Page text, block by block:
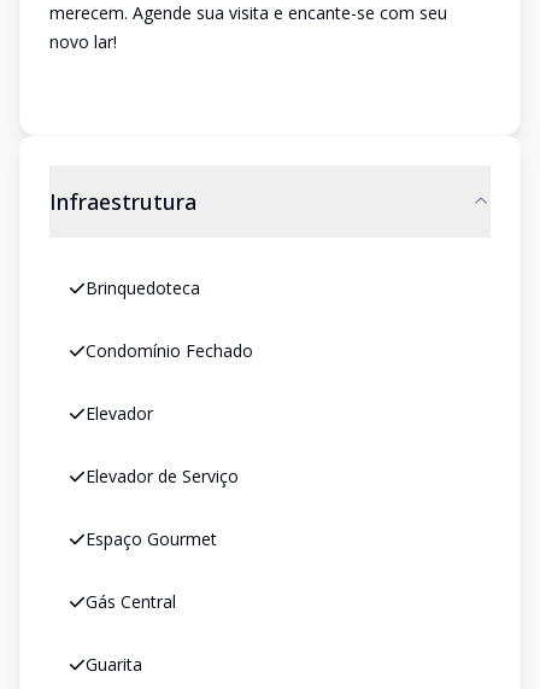
merecem. Agende sua visita e encante-se com seu
novo lar!
Infraestrutura
Brinquedoteca
Condomínio Fechado
Elevador
Elevador de Serviço
Espaço Gourmet
Gás Central
Guarita